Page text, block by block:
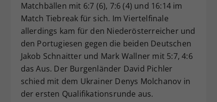
Matchbällen mit 6:7 (6), 7:6 (4) und 16:14 im
Match Tiebreak für sich. Im Viertelfinale
allerdings kam für den Niederösterreicher und
den Portugiesen gegen die beiden Deutschen
Jakob Schnaitter und Mark Wallner mit 5:7, 4:6
das Aus. Der Burgenländer David Pichler
schied mit dem Ukrainer Denys Molchanov in
der ersten Qualifikationsrunde aus.